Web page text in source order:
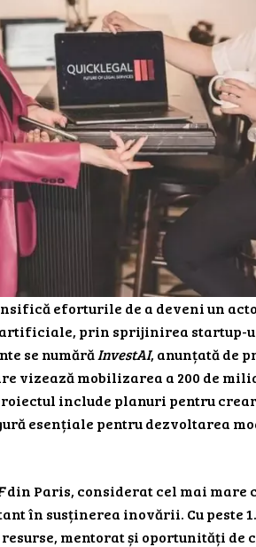
eforturile de a deveni un
prin sprijinirea startup-
se numărăInvestAI, anunțată de
vizează mobilizarea a 200 de
include planuri pentru
esențiale pentru dezvoltarea
din Paris, considerat cel mai mare
în susținerea inovării. Cu peste
mentorat și oportunități